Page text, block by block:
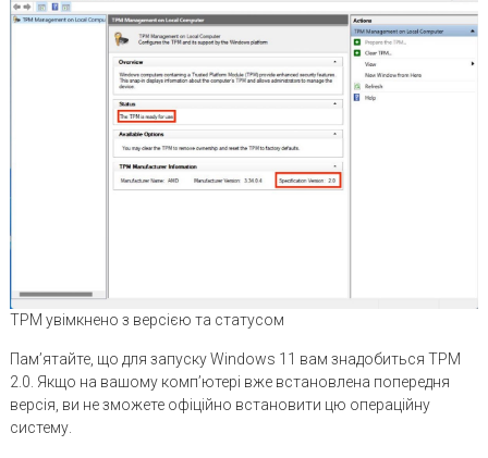
TPM увімкнено з версією та статусом
Пам’ятайте, що для запуску Windows 11 вам знадобиться TPM
2.0. Якщо на вашому комп’ютері вже встановлена ​​попередня
версія, ви не зможете офіційно встановити цю операційну
систему.